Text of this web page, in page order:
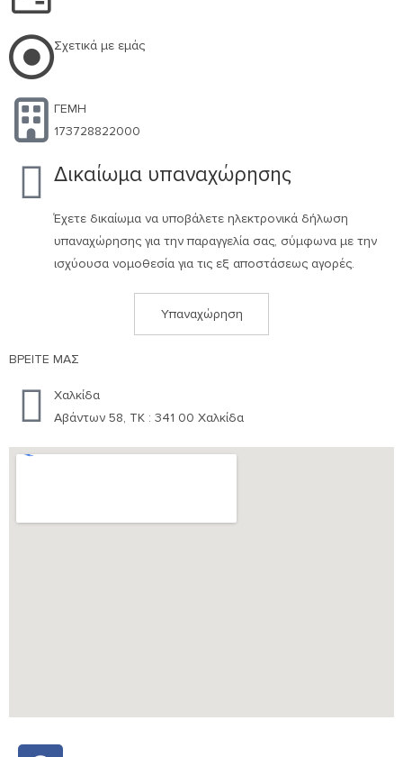
Σχετικά με εμάς
ΓΕΜΗ
173728822000
Δικαίωμα υπαναχώρησης
Έχετε δικαίωμα να υποβάλετε ηλεκτρονικά δήλωση
υπαναχώρησης για την παραγγελία σας, σύμφωνα με την
ισχύουσα νομοθεσία για τις εξ αποστάσεως αγορές.
Υπαναχώρηση
ΒΡΕΙΤΕ ΜΑΣ
Χαλκίδα
Αβάντων 58, ΤΚ : 341 00 Χαλκίδα